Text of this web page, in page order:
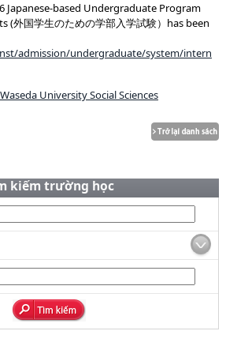
Japanese-based Undergraduate Program
(外国学生のための学部入学試験）has been
admission/undergraduate/system/intern
University Social Sciences
kiếm trường học